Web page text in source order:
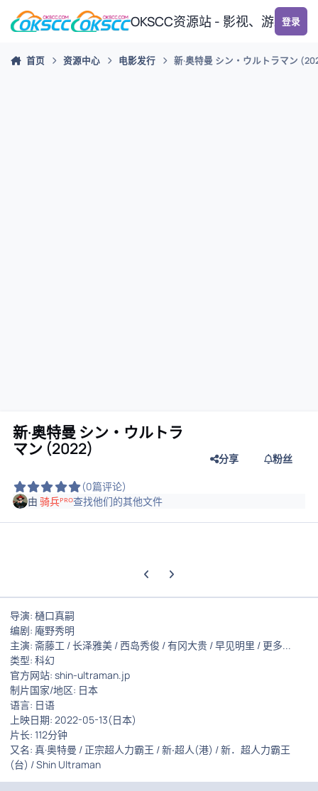
跳转到帖子
OKSCC资源站 - 影视、游戏、
登录
首页 资源中心 电影发行 新·奥特曼 シン・ウルトラマン
新·奥特曼 シン・ウルトラ
マン (2022)
(0篇评论)
分享 粉丝
由骑兵ᴾᴿᴼ查找他们的其他文件
上一张轮播幻灯片
下一张轮播幻灯片
导演: 樋口真嗣
编剧: 庵野秀明
主演: 斋藤工 / 长泽雅美 / 西岛秀俊 / 有冈大贵 / 早见明里 / 更多...
类型: 科幻
官方网站: shin-ultraman.jp
制片国家/地区: 日本
语言: 日语
上映日期: 2022-05-13(日本)
片长: 112分钟
又名: 真·奥特曼 / 正宗超人力霸王 / 新‧超人(港) / 新．超人力霸王
(台) / Shin Ultraman